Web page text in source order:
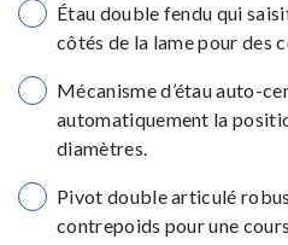
Étau double fendu qui
côtés de la lame pour des
Mécanisme d’étau auto-
automatiquement la
diamètres.
Pivot double articulé
contrepoids pour une